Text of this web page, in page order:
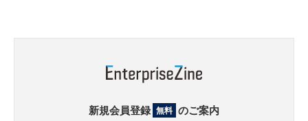
新規会員登録 無料 のご案内